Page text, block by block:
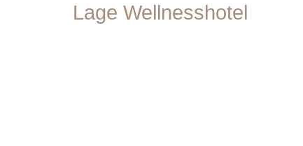
Lage Wellnesshotel